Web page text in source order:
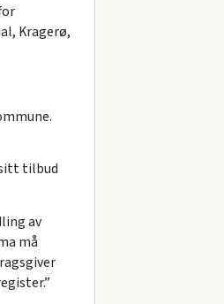
Kragerø,
tilbud
av
må